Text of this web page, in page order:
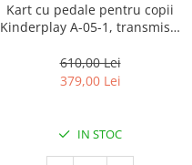
Kart cu pedale pentru copii
Kinderplay A-05-1, transmisie
albastru
610,00 Lei
379,00 Lei
IN STOC